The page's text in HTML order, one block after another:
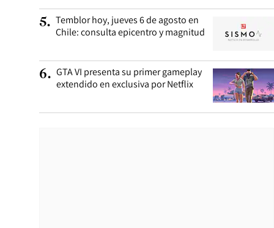
5. Temblor hoy, jueves 6 de agosto en
Chile: consulta epicentro y magnitud
6. GTA VI presenta su primer gameplay
extendido en exclusiva por Netflix